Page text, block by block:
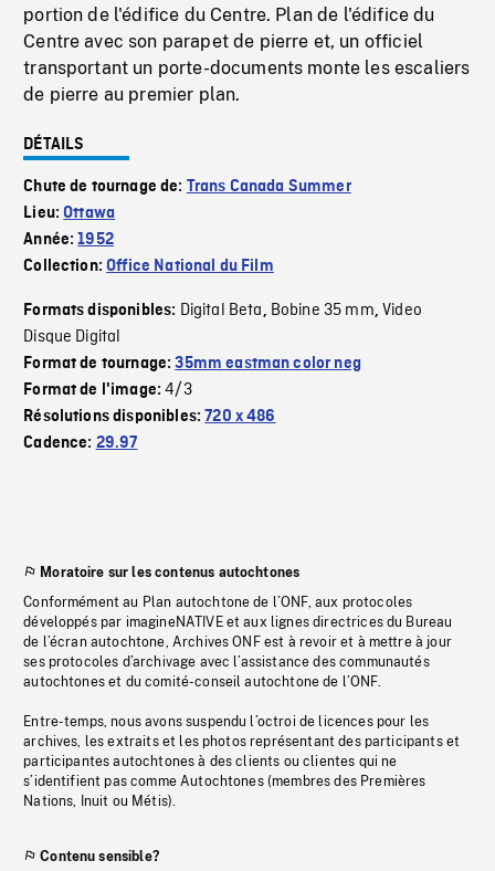
portion de l'édifice du Centre. Plan de l'édifice du
Centre avec son parapet de pierre et, un officiel
transportant un porte-documents monte les escaliers
de pierre au premier plan.
DÉTAILS
Chute de tournage de: Trans Canada Summer
Lieu:Ottawa
Année:1952
Collection:Office National du Film
Formats disponibles: Digital Beta, Bobine 35 mm,Video
Disque Digital
Format de tournage:35mm eastman color neg
Format de l'image:4/3
Résolutions disponibles:720 x 486
Cadence: 29.97
Moratoire sur les contenus autochtones
Conformément au Plan autochtone de l’ONF, aux protocoles
développés par imagineNATIVE et aux lignes directrices du Bureau
de l’écran autochtone, Archives ONF est à revoir et à mettre à jour
ses protocoles d’archivage avec l’assistance des communautés
autochtones et du comité-conseil autochtone de l’ONF.
Entre-temps, nous avons suspendu l’octroi de licences pour les
archives, les extraits et les photos représentant des participants et
participantes autochtones à des clients ou clientes qui ne
s’identifient pas comme Autochtones (membres des Premières
Nations, Inuit ou Métis).
Contenu sensible?